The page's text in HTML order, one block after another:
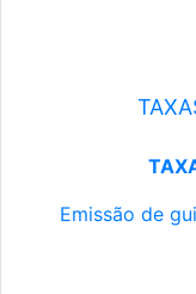
Emissão de